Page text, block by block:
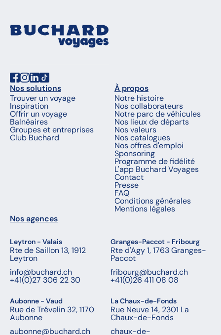
Nos solutions
Trouver un voyage
Inspiration
Offrir un voyage
Balnéaires
Groupes et entreprises
Club Buchard
À propos
Notre histoire
Nos collaborateurs
Notre parc de véhicules
Nos lieux de départs
Nos valeurs
Nos catalogues
Nos offres d'emploi
Sponsoring
Programme de fidélité
L'app Buchard Voyages
Contact
Presse
FAQ
Conditions générales
Mentions légales
Nos agences
Leytron - Valais
Rte de Saillon 13, 1912
Leytron
info@buchard.ch
+41(0)27 306 22 30
Granges-Paccot - Fribourg
Rte d'Agy 1, 1763 Granges-
Paccot
fribourg@buchard.ch
+41(0)26 411 08 08
Aubonne - Vaud
Rue de Trévelin 32, 1170
Aubonne
aubonne@buchard.ch
La Chaux-de-Fonds
Rue Neuve 14, 2301 La
Chaux-de-Fonds
chaux-de-